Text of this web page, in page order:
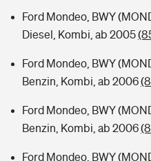
Ford Mondeo, BWY
Diesel, Kombi, ab 2005
Ford Mondeo, BWY
Benzin, Kombi, ab 2006
Ford Mondeo, BWY
Benzin, Kombi, ab 2006
Ford Mondeo, BWY